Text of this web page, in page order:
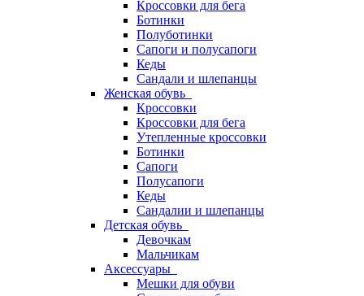
Кроссовки для бега
Ботинки
Полуботинки
Сапоги и полусапоги
Кеды
Сандали и шлепанцы
Женская обувь
Кроссовки
Кроссовки для бега
Утепленные кроссовки
Ботинки
Сапоги
Полусапоги
Кеды
Сандалии и шлепанцы
Детская обувь
Девочкам
Мальчикам
Аксессуары
Мешки для обуви